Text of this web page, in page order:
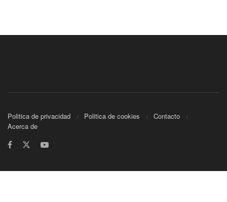
Politica de privacidad Politica de cookies
Contacto
Acerca de